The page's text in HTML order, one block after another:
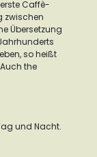
erste Caffè-
zwischen
Übersetzung
so heißt
the
und Nacht.